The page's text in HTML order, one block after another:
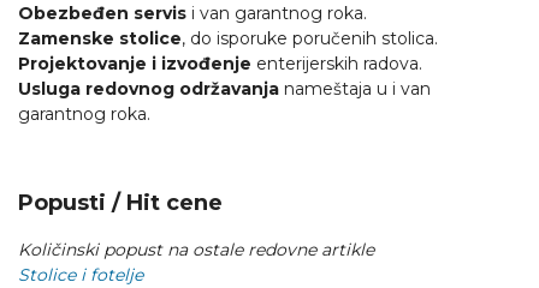
Obezbeđen servis i van garantnog roka.
Zamenske stolice, do isporuke poručenih stolica.
Projektovanje i izvođenje enterijerskih radova.
Usluga redovnog održavanja nameštaja u i van
garantnog roka.
Popusti / Hit cene
Količinski popust na ostale redovne artikle
Stolice i fotelje